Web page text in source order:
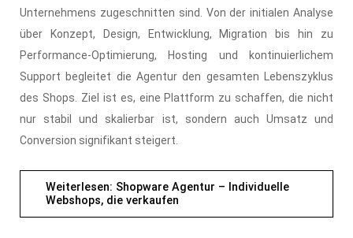
Unternehmens zugeschnitten sind. Von der initialen Analyse
über Konzept, Design, Entwicklung, Migration bis hin zu
Performance-Optimierung, Hosting und kontinuierlichem
Support begleitet die Agentur den gesamten Lebenszyklus
des Shops. Ziel ist es, eine Plattform zu schaffen, die nicht
nur stabil und skalierbar ist, sondern auch Umsatz und
Conversion signifikant steigert.
Weiterlesen: Shopware Agentur – Individuelle
Webshops, die verkaufen